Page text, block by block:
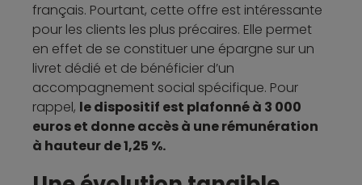
français. Pourtant, cette offre est intéressante
pour les clients les plus précaires. Elle permet
en effet de se constituer une épargne sur un
livret dédié et de bénéficier d’un
accompagnement social spécifique. Pour
rappel, le dispositif est plafonné à 3 000
euros et donne accès à une rémunération
à hauteur de 1,25 %.